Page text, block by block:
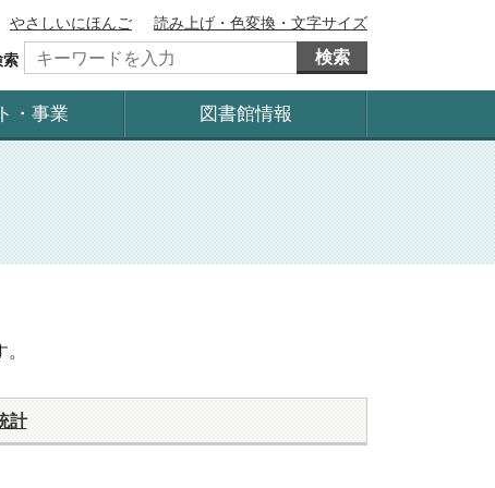
やさしいにほんご
読み上げ・色変換・文字サイズ
索 検索
・事業 図書館情報
計